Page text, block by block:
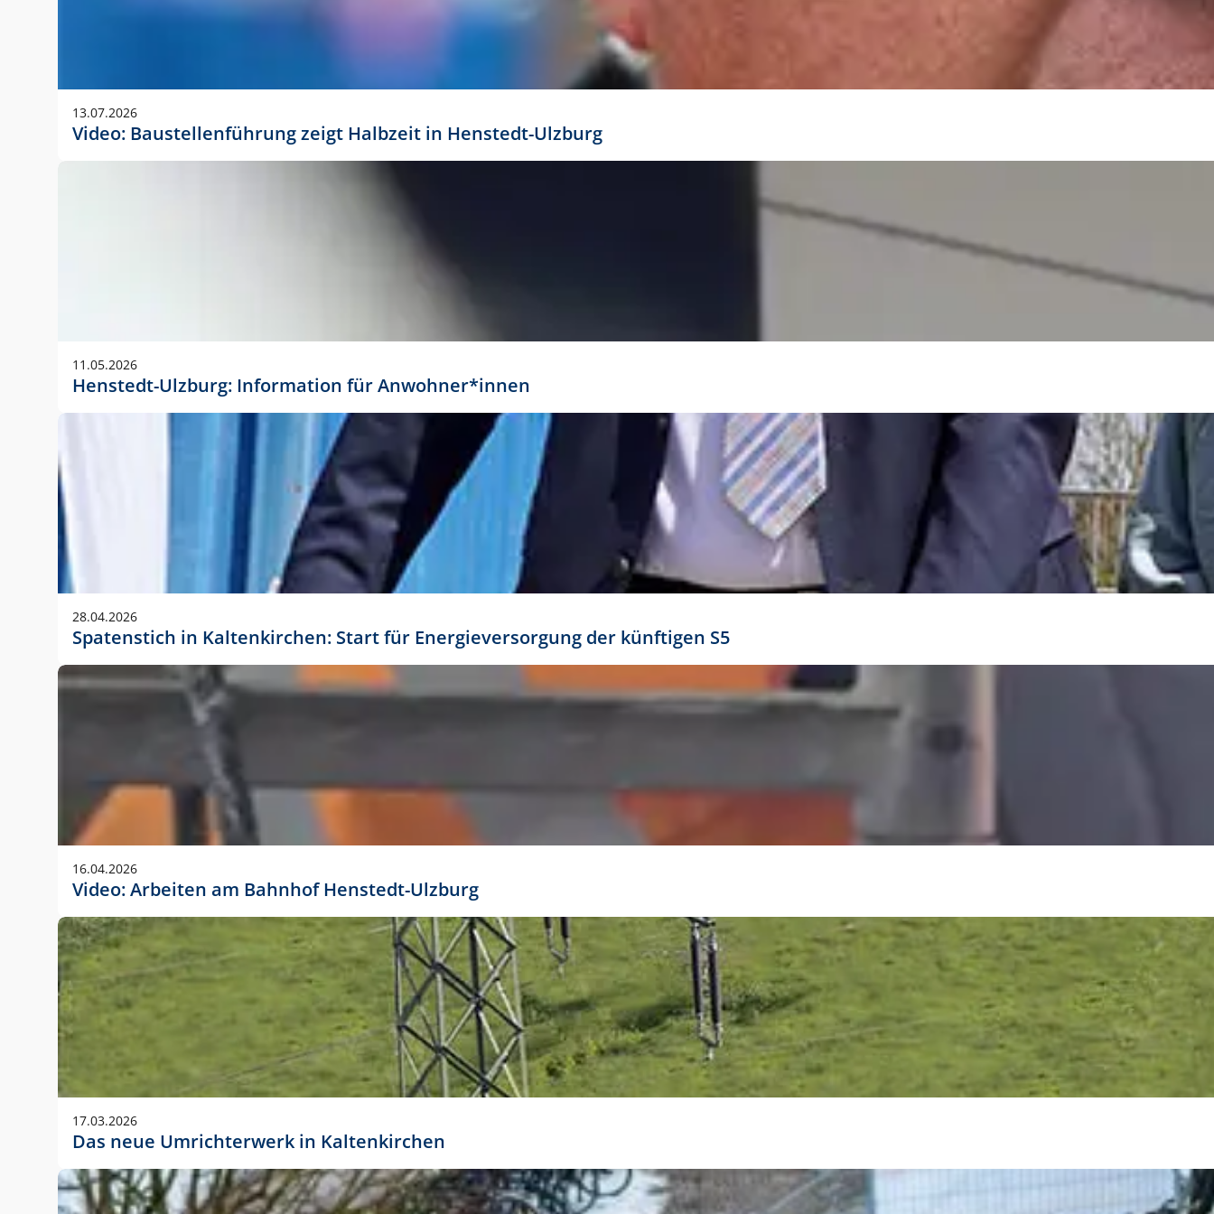
Anwendungsgröße im Layout:
Die Logohöhe beträgt 4 – 10 % der jeweiligen Formathöhe. Daraus ergeben sich für gängige Formate
folgende fest definierte Anwendungsgrößen im Layout:
DIN A3 – 15 mm hoch (5 %)
DIN A1 – 39 mm hoch (5 %)
DIN lang – 10 mm hoch (5 %)
1080 x 1080 px – 78 px hoch (7 %)
In Ausnahmefällen darf das Logo jedoch auch größer oder kleiner gesetzt werden. Dazu bedarf es jedoch
stets der vorherigen Absprache mit der Marketingabteilung.
13.07.2026
Video: Baustellenführung zeigt Halbzeit in Henstedt-Ulzburg
11.05.2026
Henstedt-Ulzburg: Information für Anwohner*innen
28.04.2026
Spatenstich in Kaltenkirchen: Start für Energieversorgung der künftigen S5
16.04.2026
Video: Arbeiten am Bahnhof Henstedt-Ulzburg
17.03.2026
Das neue Umrichterwerk in Kaltenkirchen